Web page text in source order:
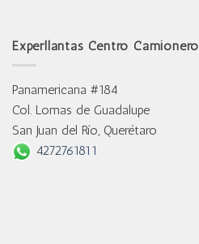
Experllantas Centro Camionero
Panamericana #184
Col. Lomas de Guadalupe
San Juan del Río, Querétaro
4272761811